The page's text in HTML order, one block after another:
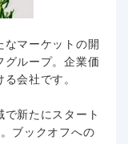
なマーケットの開
グループ。企業価
会社です。
新たにスタート
ブックオフへの